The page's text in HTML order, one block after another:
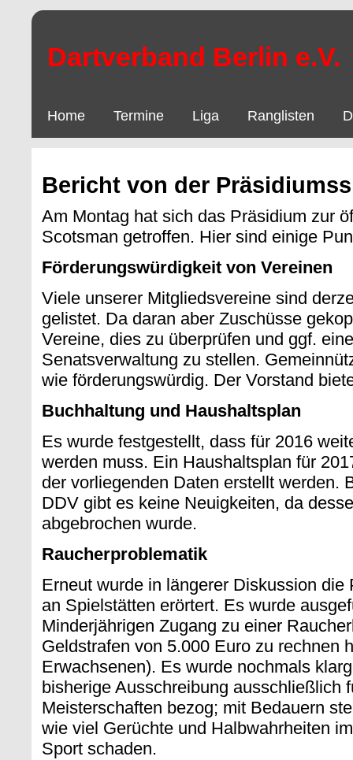
Dartverband Berlin e.V.
Home Termine Liga Ranglisten
Bericht von der
Am Montag hat sich das Präsidium zur
Scotsman getroffen. Hier sind einige
Förderungswürdigkeit von Vereinen
Viele unserer Mitgliedsvereine sind
gelistet. Da daran aber Zuschüsse
Vereine, dies zu überprüfen und ggf.
Senatsverwaltung zu stellen.
wie förderungswürdig. Der Vorstand
Buchhaltung und Haushaltsplan
Es wurde festgestellt, dass für 2016
werden muss. Ein Haushaltsplan für
der vorliegenden Daten erstellt werden.
DDV gibt es keine Neuigkeiten, da
abgebrochen wurde.
Raucherproblematik
Erneut wurde in längerer Diskussion
an Spielstätten erörtert. Es wurde
Minderjährigen Zugang zu einer
Geldstrafen von 5.000 Euro zu rechnen
Erwachsenen). Es wurde nochmals
bisherige Ausschreibung ausschließlich
Meisterschaften bezog; mit Bedauern
wie viel Gerüchte und Halbwahrheiten
Sport schaden.